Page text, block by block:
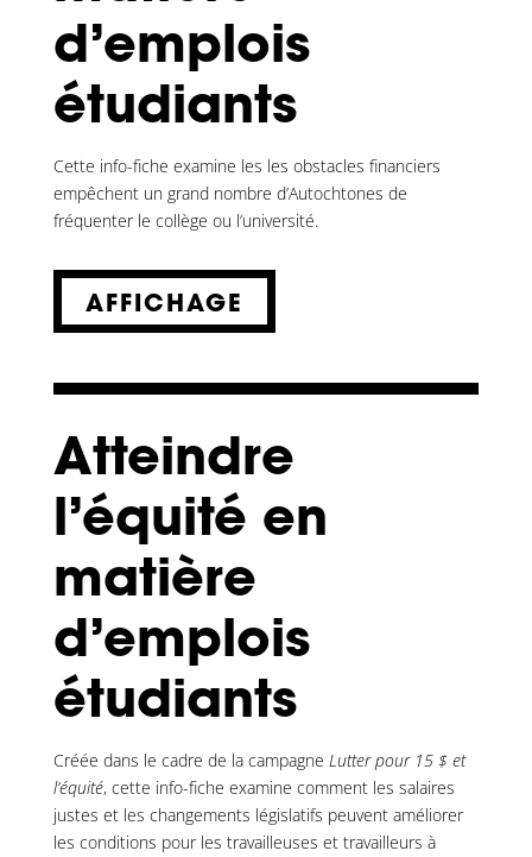
d’emplois
étudiants
Cette info-fiche examine les les obstacles financiers
empêchent un grand nombre d’Autochtones de
fréquenter le collège ou l’université.
AFFICHAGE
Atteindre
l’équité en
matière
d’emplois
étudiants
Créée dans le cadre de la campagne Lutter pour 15 $ et
l’équité, cette info-fiche examine comment les salaires
justes et les changements législatifs peuvent améliorer
les conditions pour les travailleuses et travailleurs à